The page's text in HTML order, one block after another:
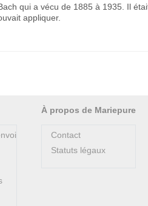
qui a vécu de 1885 à 1935. Il
appliquer.
À propos de Mariepure
Contact
Statuts légaux